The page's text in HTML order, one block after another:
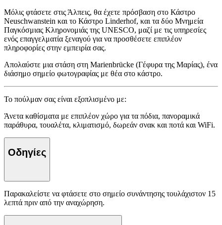
Μόλις φτάσετε στις Άλπεις, θα έχετε πρόσβαση στο Κάστρο
Neuschwanstein και το Κάστρο Linderhof, και τα δύο Μνημεία
Παγκόσμιας Κληρονομιάς της UNESCO, μαζί με τις υπηρεσίες
ενός επαγγελματία ξεναγού για να προσθέσετε επιπλέον
πληροφορίες στην εμπειρία σας.
Απολαύστε μια στάση στη Marienbrücke (Γέφυρα της Μαρίας), ένα
διάσημο σημείο φωτογραφίας με θέα στο κάστρο.
Το πούλμαν σας είναι εξοπλισμένο με:
Άνετα καθίσματα με επιπλέον χώρο για τα πόδια, πανοραμικά
παράθυρα, τουαλέτα, κλιματισμό, δωρεάν σνακ και ποτά και WiFi.
Οδηγίες
Παρακαλείστε να φτάσετε στο σημείο συνάντησης τουλάχιστον 15
λεπτά πριν από την αναχώρηση.